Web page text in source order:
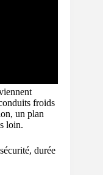
froids
un plan
loin.
durée